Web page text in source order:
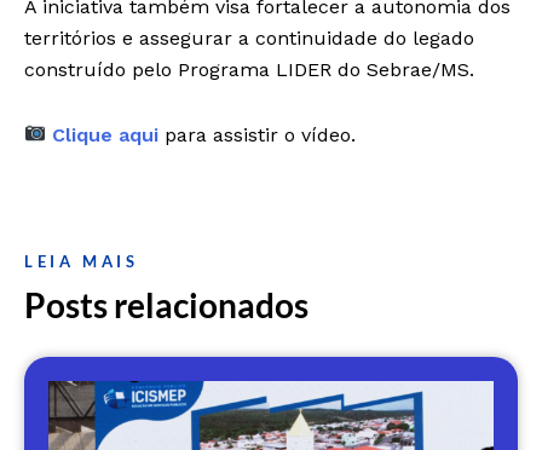
A iniciativa também visa fortalecer a autonomia dos
territórios e assegurar a continuidade do legado
construído pelo Programa LIDER do Sebrae/MS.
Clique aqui para assistir o vídeo.
LEIA MAIS
Posts relacionados